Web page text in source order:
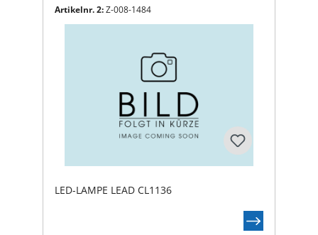
Artikelnr. 2:Z-008-1484
LED-LAMPE LEAD CL1136